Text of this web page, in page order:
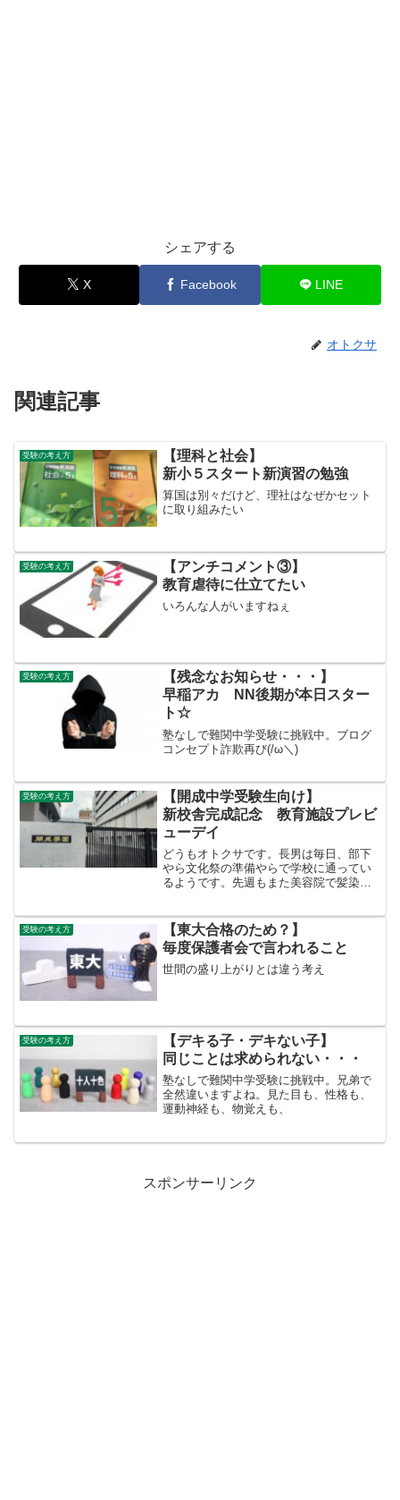
シェアする
X Facebook LINE
オトクサ
関連記事
受験の考え方
【理科と社会】
新小５スタート新演習の勉強
算国は別々だけど、理社はなぜかセット
に取り組みたい
受験の考え方
【アンチコメント③】
教育虐待に仕立てたい
いろんな人がいますねぇ
受験の考え方
【残念なお知らせ・・・】
早稲アカ NN後期が本日スター
ト☆
塾なしで難関中学受験に挑戦中。ブログ
コンセプト詐欺再び(/ω＼)
受験の考え方
【開成中学受験生向け】
新校舎完成記念 教育施設プレビ
ューデイ
どうもオトクサです。長男は毎日、部下
やら文化祭の準備やらで学校に通ってい
るようです。先週もまた美容院で髪染め
前回ちなみに成績が返却されたけどヤバ
すぎる(-_-;)...
受験の考え方
【東大合格のため？】
毎度保護者会で言われること
世間の盛り上がりとは違う考え
受験の考え方
【デキる子・デキない子】
同じことは求められない・・・
塾なしで難関中学受験に挑戦中。兄弟で
全然違いますよね。見た目も、性格も、
運動神経も、物覚えも、
スポンサーリンク